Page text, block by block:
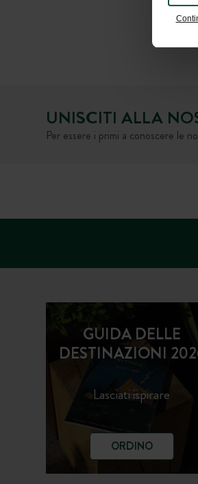
UNISCITI ALLA
Per essere i primi a conoscere le
GUIDA DELLE
DESTINAZIONI
Lasciati ispirare
ORDINO